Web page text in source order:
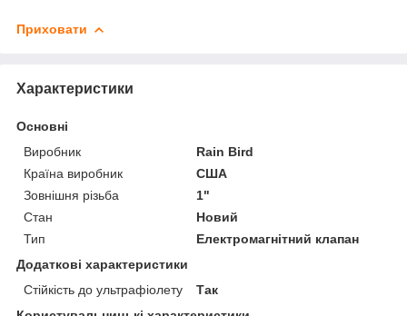
Приховати
Характеристики
Основні
Виробник
Rain Bird
Країна виробник
США
Зовнішня різьба
1"
Стан
Новий
Тип
Електромагнітний клапан
Додаткові характеристики
Стійкість до ультрафіолету
Так